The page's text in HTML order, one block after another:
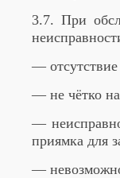
3.7. При
— отсутствие
— не чётко
—
приямка для
—